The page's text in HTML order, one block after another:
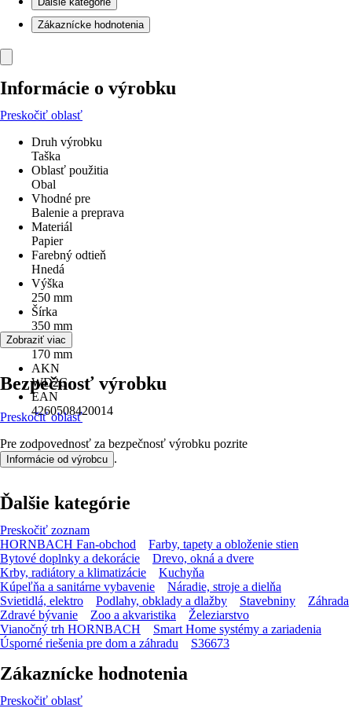
Zákaznícke hodnotenia
Informácie o výrobku
Preskočiť oblasť
Druh výrobku
Taška
Oblasť použitia
Obal
Vhodné pre
Balenie a preprava
Materiál
Papier
Farebný odtieň
Hnedá
Výška
250 mm
Šírka
350 mm
Hĺbka
170 mm
AKN
WD2C
EAN
4260508420014
Zobraziť viac
Bezpečnosť výrobku
Preskočiť oblasť
Pre zodpovednosť za bezpečnosť výrobku pozrite
Informácie od výrobcu .
Ďalšie kategórie
Preskočiť zoznam
HORNBACH Fan-obchod
Farby, tapety a obloženie stien
Bytové doplnky a dekorácie
Drevo, okná a dvere
Krby, radiátory a klimatizácie
Kuchyňa
Kúpeľňa a sanitárne vybavenie
Náradie, stroje a dielňa
Svietidlá, elektro
Podlahy, obklady a dlažby Stavebniny
Záhrada
Zdravé bývanie
Zoo a akvaristika
Železiarstvo
Vianočný trh HORNBACH
Smart Home systémy a zariadenia
Úsporné riešenia pre dom a záhradu
S36673
Zákaznícke hodnotenia
Preskočiť oblasť